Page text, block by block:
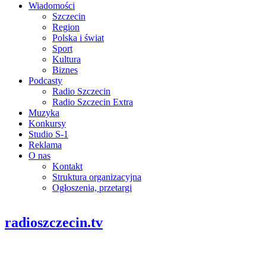
Wiadomości
Szczecin
Region
Polska i świat
Sport
Kultura
Biznes
Podcasty
Radio Szczecin
Radio Szczecin Extra
Muzyka
Konkursy
Studio S-1
Reklama
O nas
Kontakt
Struktura organizacyjna
Ogłoszenia, przetargi
radioszczecin.tv